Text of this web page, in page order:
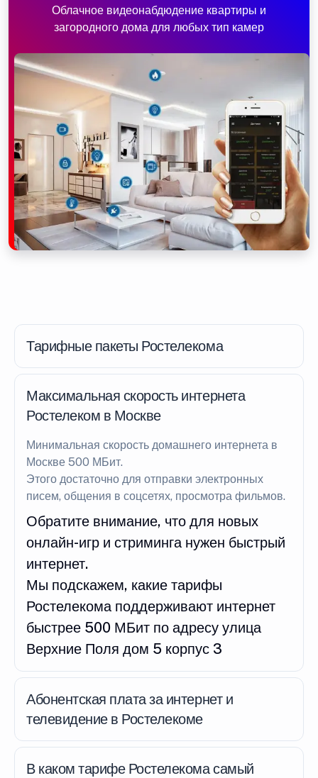
Облачное видеонабдюдение квартиры и
загородного дома для любых тип камер
Тарифные пакеты Ростелекома
Максимальная скорость интернета
Ростелеком в Москве
Минимальная скорость домашнего интернета в
Москве 500 МБит.
Этого достаточно для отправки электронных
писем, общения в соцсетях, просмотра фильмов.
Обратите внимание, что для новых
онлайн-игр и стриминга нужен быстрый
интернет.
Мы подскажем, какие тарифы
Ростелекома поддерживают интернет
быстрее 500 МБит по адресу улица
Верхние Поля дом 5 корпус 3
Абонентская плата за интернет и
телевидение в Ростелекоме
В каком тарифе Ростелекома самый